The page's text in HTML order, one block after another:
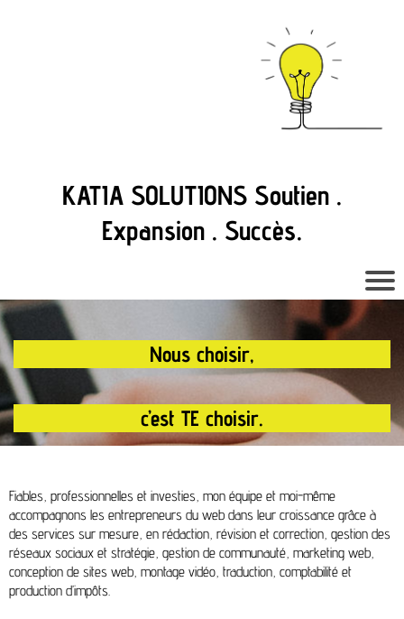
KATIA SOLUTIONS Soutien .
Expansion . Succès.
Nous choisir,
c’est TE choisir.
Fiables, professionnelles et investies, mon équipe et moi-même
accompagnons les entrepreneurs du web dans leur croissance grâce à
des services sur mesure, en rédaction, révision et correction, gestion des
réseaux sociaux et stratégie, gestion de communauté, marketing web,
conception de sites web, montage vidéo, traduction, comptabilité et
production d’impôts.